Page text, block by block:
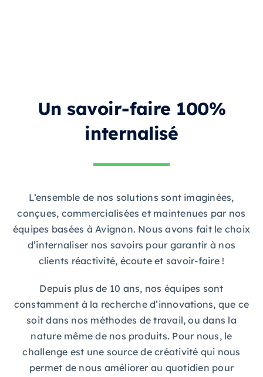
Un savoir-faire 100%
internalisé
L’ensemble de nos solutions sont imaginées,
conçues, commercialisées et maintenues par nos
équipes basées à Avignon. Nous avons fait le choix
d’internaliser nos savoirs pour garantir à nos
clients réactivité, écoute et savoir-faire !
Depuis plus de 10 ans, nos équipes sont
constamment à la recherche d’innovations, que ce
soit dans nos méthodes de travail, ou dans la
nature même de nos produits. Pour nous, le
challenge est une source de créativité qui nous
permet de nous améliorer au quotidien pour